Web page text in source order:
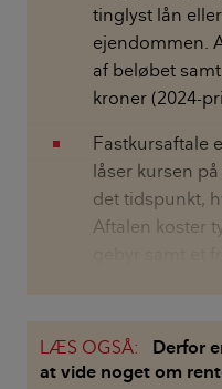
tinglyst lån
ejendommen.
af beløbet
kroner (2024-
Fastkursaftale
låser kursen
det tidspunkt,
Aftalen koster
LÆS OGSÅ:
Derfor
at vide noget om